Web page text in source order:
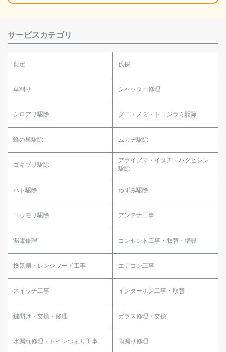
サービスカテゴリ
剪定 伐採
草刈り シャッター修理
シロアリ駆除 ダニ・ノミ・トコジラミ駆除
蜂の巣駆除 ムカデ駆除
ゴキブリ駆除
アライグマ・イタチ・ハクビシン
駆除
ハト駆除 ねずみ駆除
コウモリ駆除 アンテナ工事
漏電修理 コンセント工事・取替・増設
換気扇・レンジフード工事 エアコン工事
スイッチ工事 インターホン工事・取替
鍵開け・交換・修理 ガラス修理・交換
水漏れ修理・トイレつまり工事 雨漏り修理